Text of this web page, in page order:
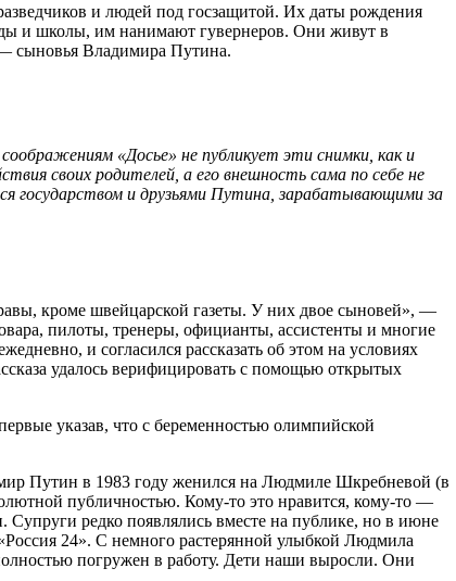
и людей под госзащитой. Их даты рождения
и школы, им нанимают гувернеров. Они живут в
— сыновья Владимира Путина.
«Досье» не публикует эти снимки, как и
своих родителей, а его внешность сама по себе не
государством и друзьями Путина, зарабатывающими за
кроме швейцарской газеты. У них двое сыновей», —
пилоты, тренеры, официанты, ассистенты и многие
и согласился рассказать об этом на условиях
удалось верифицировать с помощью открытых
указав, что с беременностью олимпийской
Путин в 1983 году женился на Людмиле Шкребневой (в
публичностью. Кому-то это нравится, кому-то —
Супруги редко появлялись вместе на публике, но в июне
24». С немного растерянной улыбкой Людмила
погружен в работу. Дети наши выросли. Они